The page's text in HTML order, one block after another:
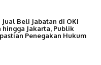
Jual Beli Jabatan di OKI
hingga Jakarta, Publik
Penegakan Hukum